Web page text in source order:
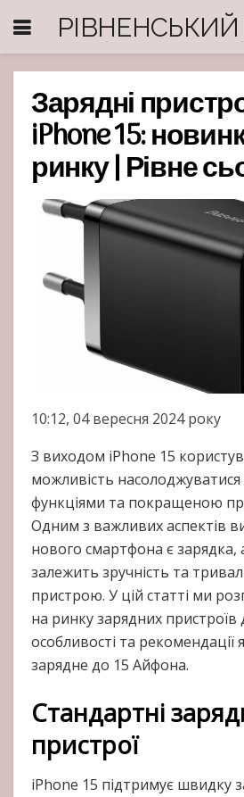
Зарядні
iPhone 15:
ринку | Рівне
10:12, 04 вересня 2024 року
З виходом iPhone 15
можливість
функціями та покращеною
Одним з важливих аспектів
нового смартфона є зарядка,
залежить зручність та
пристрою. У цій статті ми
на ринку зарядних пристроїв
особливості та рекомендації
зарядне до 15 Айфона.
Стандартні
пристрої
iPhone 15 підтримує швидку